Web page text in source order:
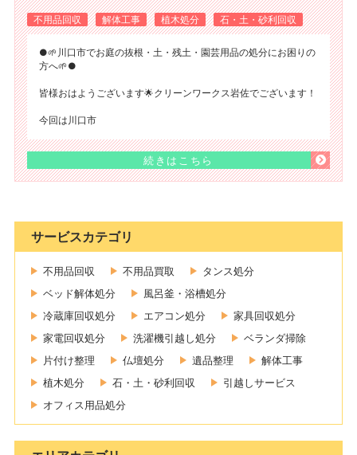
不用品回収 解体工事 植木処分 石・土・砂利回収
●🌱川口市でお庭の抜根・土・残土・園芸用品の処分にお困りの
方へ🌱●
皆様おはようございます🌟クリーンワークス岩佐でございます！
今回は川口市
続きはこちら
サービスカテゴリ
不用品回収 不用品買取
タンス処分
ベッド解体処分
風呂釜・浴槽処分
冷蔵庫回収処分
エアコン処分
家具回収処分
家電回収処分
洗濯機引越し処分
ベランダ掃除
片付け整理
仏壇処分 遺品整理
解体工事
植木処分
石・土・砂利回収
引越しサービス
オフィス用品処分